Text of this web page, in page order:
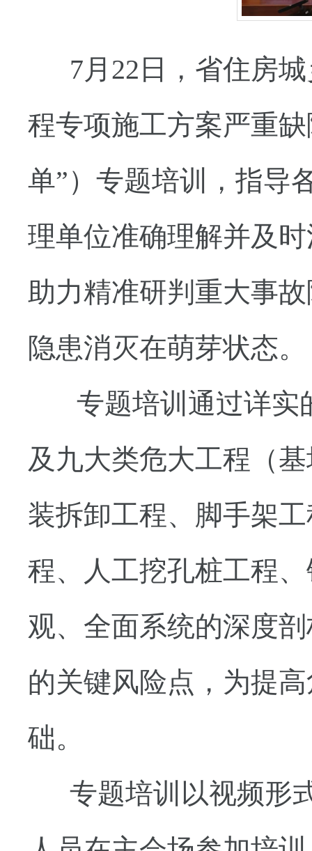
7月22日，省住房
程专项施工方案严重
单”）专题培训，指导
理单位准确理解并及
助力精准研判重大事
隐患消灭在萌芽状态。
专题培训通过详实
及九大类危大工程（
装拆卸工程、脚手架
程、人工挖孔桩工程
观、全面系统的深度
的关键风险点，为提
础。
专题培训以视频形